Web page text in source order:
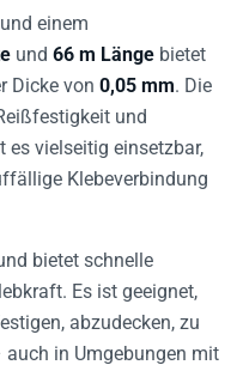
einem
und 66 m Länge bietet
Dicke von 0,05 mm. Die
und
vielseitig einsetzbar,
Klebeverbindung
bietet schnelle
Es ist geeignet,
abzudecken, zu
in Umgebungen mit